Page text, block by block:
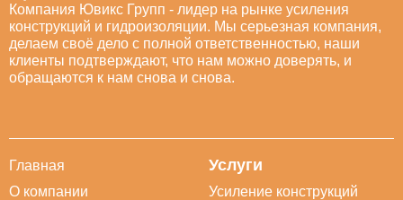
Компания Ювикс Групп - лидер на рынке усиления
конструкций и гидроизоляции. Мы серьезная компания,
делаем своё дело с полной ответственностью, наши
клиенты подтверждают, что нам можно доверять, и
обращаются к нам снова и снова.
Главная
О компании
Услуги
Усиление конструкций